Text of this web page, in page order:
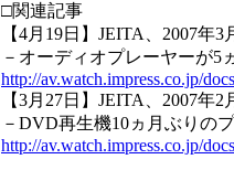
□関連記事
【4月19日】JEITA、2007年
－オーディオプレーヤーが5
http://av.watch.impress.co.jp/
【3月27日】JEITA、2007年
－DVD再生機10ヵ月ぶりの
http://av.watch.impress.co.jp/